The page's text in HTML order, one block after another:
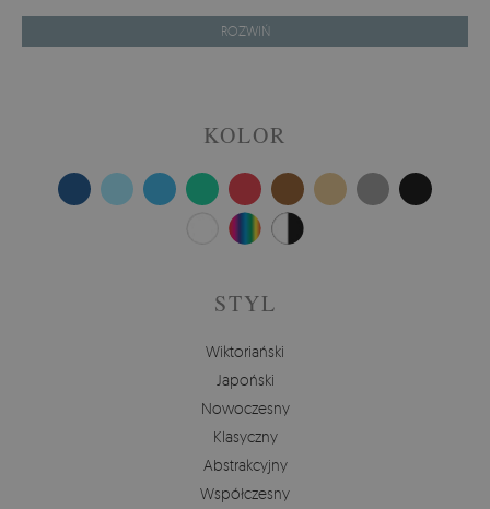
ROZWIŃ
KOLOR
STYL
Wiktoriański
Japoński
Nowoczesny
Klasyczny
Abstrakcyjny
Współczesny